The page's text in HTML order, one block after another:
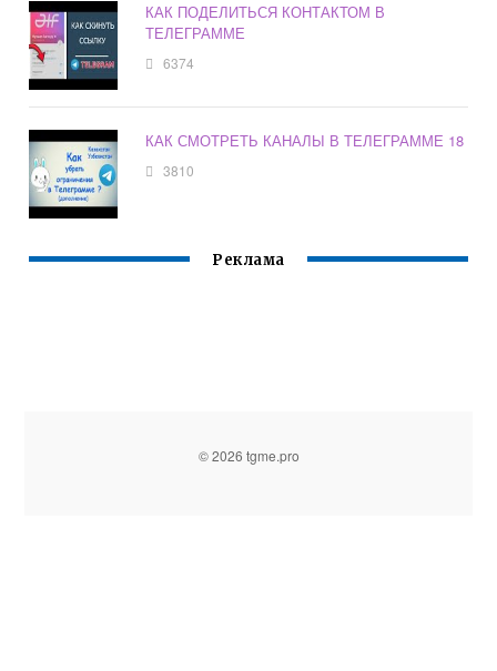
КАК ПОДЕЛИТЬСЯ КОНТАКТОМ В
ТЕЛЕГРАММЕ
6374
КАК СМОТРЕТЬ КАНАЛЫ В ТЕЛЕГРАММЕ 18
3810
Реклама
© 2026 tgme.pro